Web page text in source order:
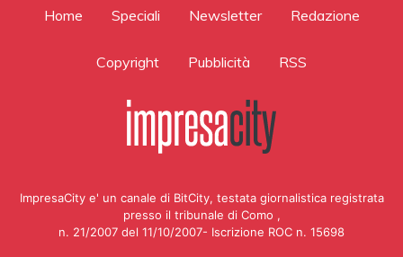
Home Speciali Newsletter Redazione
Copyright Pubblicità RSS
ImpresaCity e' un canale di BitCity, testata giornalistica registrata
presso il tribunale di Como ,
n. 21/2007 del 11/10/2007- Iscrizione ROC n. 15698